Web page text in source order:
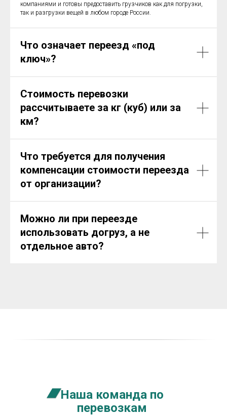
компаниями и готовы предоставить грузчиков как для погрузки,
так и разгрузки вещей в любом городе России.
Что означает переезд «под
ключ»?
Стоимость перевозки
рассчитываете за кг (куб) или за
км?
Что требуется для получения
компенсации стоимости переезда
от организации?
Можно ли при переезде
использовать догруз, а не
отдельное авто?
Наша команда по
перевозкам